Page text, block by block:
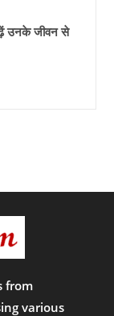
उनके जीवन से
from
various